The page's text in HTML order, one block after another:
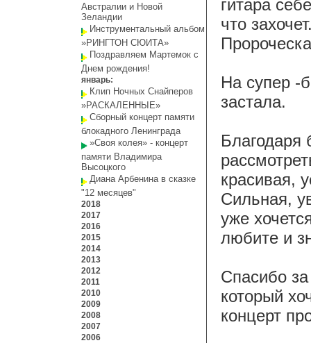
Австралии и Новой
Зеландии
Инструментальный альбом
»РИНГТОН СЮИТА»
Поздравляем Мартемок с
Днем рождения!
январь:
Клип Ночных Снайперов
»РАСКАЛЕННЫЕ»
Сборный концерт памяти
блокадного Ленинграда
»Своя колея» - концерт
памяти Владимира
Высоцкого
Диана Арбенина в сказке
"12 месяцев"
2018
2017
2016
2015
2014
2013
2012
2011
2010
2009
2008
2007
2006
гитара
что
На супер -
застала.
Благодаря
красивая,
Сильная,
уже
любите и
Спасибо
который
концерт